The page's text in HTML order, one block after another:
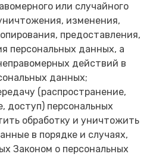
или случайного
изменения,
предоставления,
персональных данных, а
действий в
данных;
(распространение,
доступ) персональных
обработку и уничтожить
в порядке и случаях,
Законом о персональных